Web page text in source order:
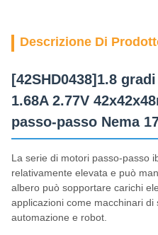
Descrizione Di
[42SHD0438]1.8
1.68A 2.77V
passo-passo Nema
La serie di motori passo-passo
relativamente elevata e può
albero può sopportare carichi
applicazioni come macchinari
automazione e robot.